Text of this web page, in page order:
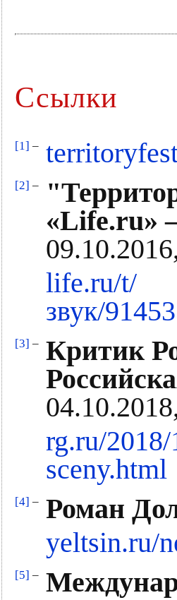
Ссылки
[1] –
[2] –
«Life.ru»
life.ru/t/
звук/
[3] – Критик
rg.ru/
sceny.html
[4] – Роман
yeltsin.ru/
[5] –